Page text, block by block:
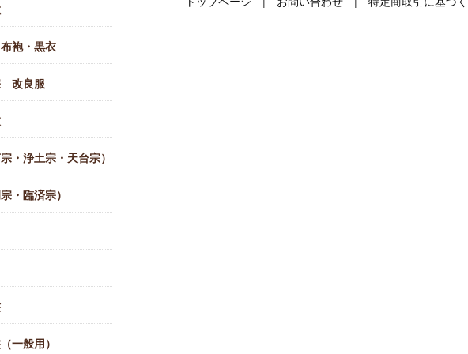
袍・黒衣
改良服
・浄土宗・天台宗）
・臨済宗）
一般用）